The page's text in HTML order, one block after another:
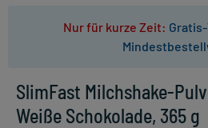
Nur für kurze Zeit:
SlimFast Milchshake-
Weiße Schokolade, 365 g